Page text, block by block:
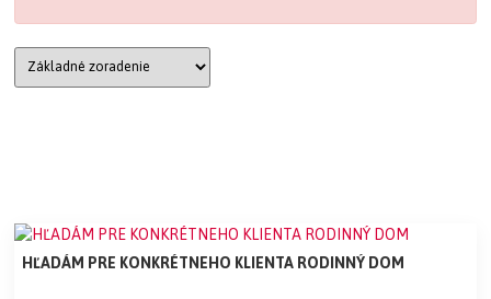
HĽADÁM PRE KONKRÉTNEHO KLIENTA RODINNÝ DOM